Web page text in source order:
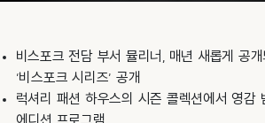
비스포크 전담 부서 뮬리너, 매년 새롭게 공
‘비스포크 시리즈’ 공개
럭셔리 패션 하우스의 시즌 콜렉션에서 영감